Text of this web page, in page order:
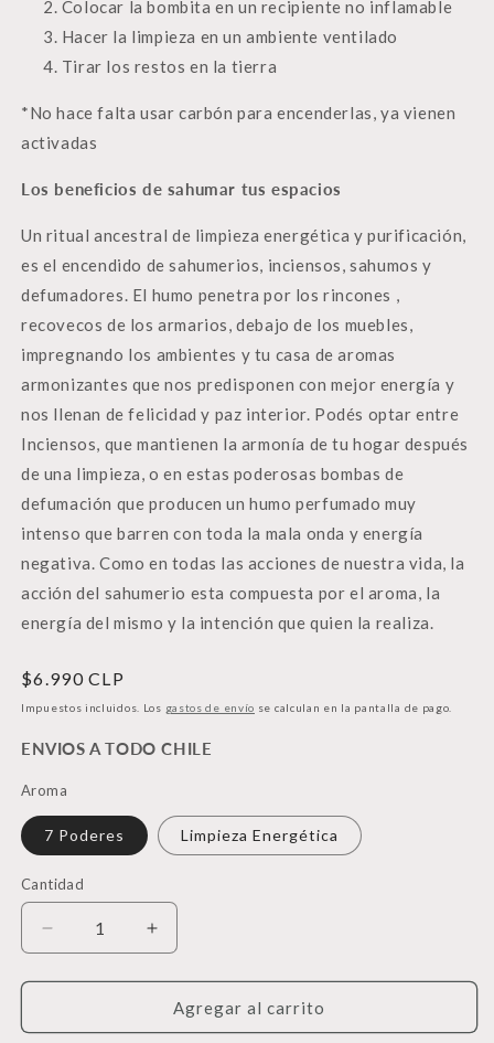
Colocar la bombita en un recipiente no inflamable
Hacer la limpieza en un ambiente ventilado
Tirar los restos en la tierra
*No hace falta usar carbón para encenderlas, ya vienen
activadas
Los beneficios de sahumar tus espacios
Un ritual ancestral de limpieza energética y purificación,
es el encendido de sahumerios, inciensos, sahumos y
defumadores. El humo penetra por los rincones ,
recovecos de los armarios, debajo de los muebles,
impregnando los ambientes y tu casa de aromas
armonizantes que nos predisponen con mejor energía y
nos llenan de felicidad y paz interior. Podés optar entre
Inciensos, que mantienen la armonía de tu hogar después
de una limpieza, o en estas poderosas bombas de
defumación que producen un humo perfumado muy
intenso que barren con toda la mala onda y energía
negativa. Como en todas las acciones de nuestra vida, la
acción del sahumerio esta compuesta por el aroma, la
energía del mismo y la intención que quien la realiza.
Precio
habitual
$6.990 CLP
Impuestos incluidos. Los gastos de envío se calculan en la pantalla de pago.
ENVIOS A TODO CHILE
Aroma
7 Poderes Limpieza Energética
Cantidad
Cantidad
Reducir
cantidad
para
de
Aumentar
cantidad
para
Bombas
de
Agregar al carrito